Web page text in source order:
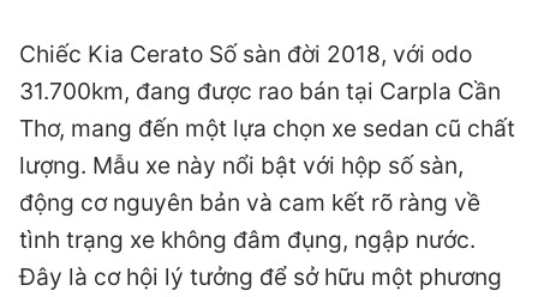
Chiếc Kia Cerato Số sàn đời 2018, với odo
31.700km, đang được rao bán tại Carpla Cần
Thơ, mang đến một lựa chọn xe sedan cũ chất
lượng. Mẫu xe này nổi bật với hộp số sàn,
động cơ nguyên bản và cam kết rõ ràng về
tình trạng xe không đâm đụng, ngập nước.
Đây là cơ hội lý tưởng để sở hữu một phương